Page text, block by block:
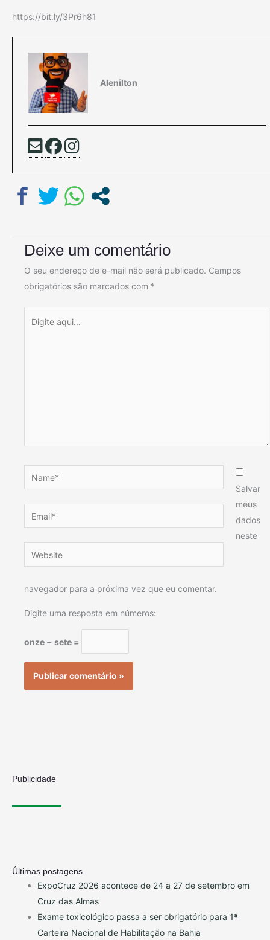
https://bit.ly/3Pr6h81
Alenilton
Deixe um comentário
O seu endereço de e-mail não será publicado. Campos
obrigatórios são marcados com *
aqui...
Email*
Website
Salvar
meus
dados
neste
navegador para a próxima vez que eu comentar.
Digite uma resposta em números:
onze − sete =
Publicidade
Últimas postagens
ExpoCruz 2026 acontece de 24 a 27 de setembro em
Cruz das Almas
Exame toxicológico passa a ser obrigatório para 1ª
Carteira Nacional de Habilitação na Bahia